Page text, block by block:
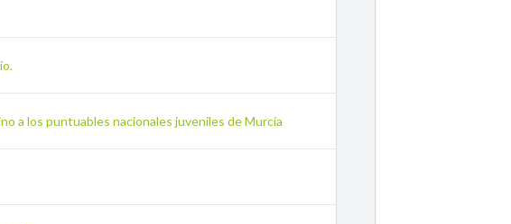
a los puntuables nacionales juveniles de Murcia